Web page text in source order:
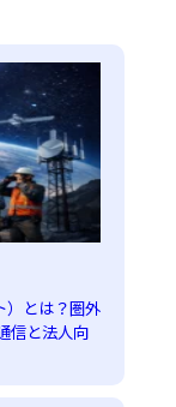
とは？圏外
信と法人向